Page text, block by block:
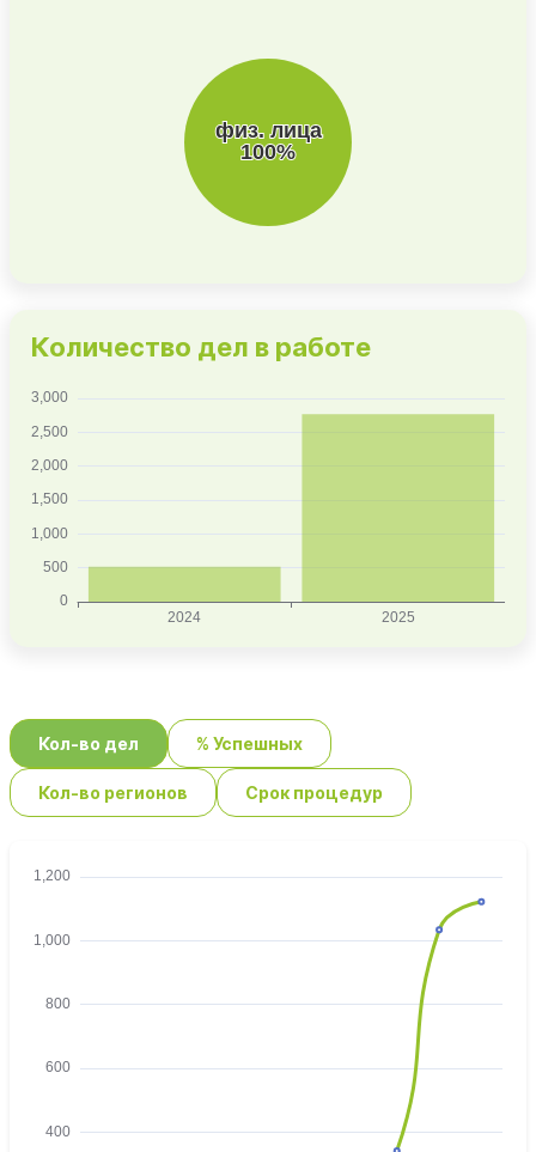
Количество дел в работе
Кол-во дел % Успешных
Кол-во регионов Срок процедур